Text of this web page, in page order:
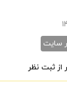
سایت
از ثبت نظر